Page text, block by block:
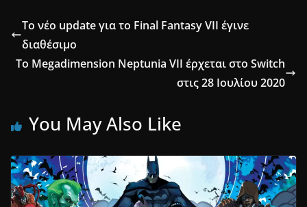
Το νέο update για το Final Fantasy VII έγινε
διαθέσιμο
Το Megadimension Neptunia VII έρχεται στο Switch
στις 28 Ιουλίου 2020
You May Also Like